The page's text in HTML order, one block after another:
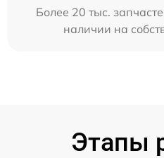
Более 20 тыс.
наличии на
Этапы